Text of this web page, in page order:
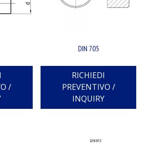
/
DIN 705
RICHIEDI
PREVENTIVO /
INQUIRY